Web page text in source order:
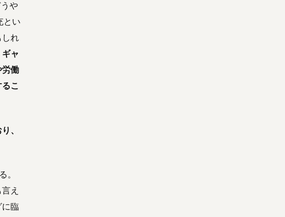
や
とい
しれ
ギャ
労働
こ
、
。
え
臨